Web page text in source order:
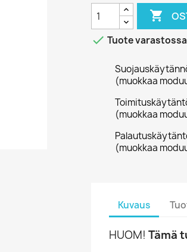

 Tuote
(muokkaa
(muokkaa
(muokkaa
Kuvaus
HUOM! Tämä